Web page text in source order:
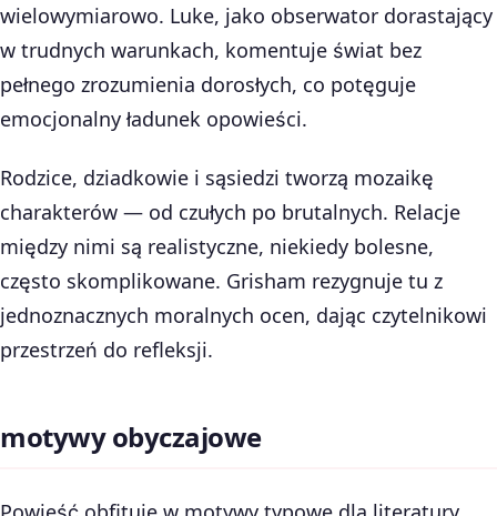
wielowymiarowo. Luke, jako obserwator dorastający
w trudnych warunkach, komentuje świat bez
pełnego zrozumienia dorosłych, co potęguje
emocjonalny ładunek opowieści.
Rodzice, dziadkowie i sąsiedzi tworzą mozaikę
charakterów — od czułych po brutalnych. Relacje
między nimi są realistyczne, niekiedy bolesne,
często skomplikowane. Grisham rezygnuje tu z
jednoznacznych moralnych ocen, dając czytelnikowi
przestrzeń do refleksji.
motywy obyczajowe